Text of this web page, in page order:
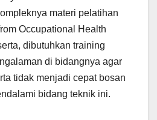
materi pelatihan
Occupational Health
dibutuhkan training
di bidangnya agar
tidak menjadi cepat bosan
bidang teknik ini.